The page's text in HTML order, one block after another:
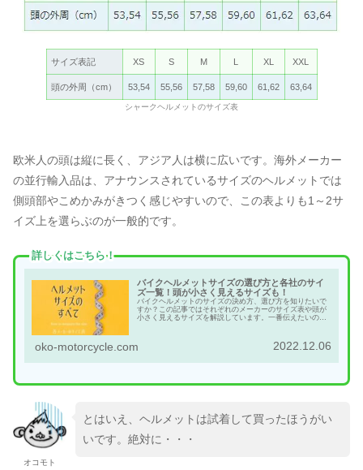
サイズ表記 XS S M L XL XXL
頭の外周（cm） 53,54 55,56 57,58 59,60 61,62 63,64
シャークヘルメットのサイズ表
欧米人の頭は縦に長く、アジア人は横に広いです。海外メーカー
の並行輸入品は、アナウンスされているサイズのヘルメットでは
側頭部やこめかみがきつく感じやすいので、この表よりも1～2サ
イズ上を選らぶのが一般的です。
詳しくはこちら！
バイクヘルメットサイズの選び方と各社のサイ
ズ一覧！頭が小さく見えるサイズも！
バイクヘルメットのサイズの決め方、選び方を知りたいで
すか？この記事ではそれぞれのメーカーのサイズ表や頭が
小さく見えるサイズを解説しています。一番伝えたいのは
oko-motorcycle.com 2022.12.06
オコモト
とはいえ、ヘルメットは試着して買ったほうがい
いです。絶対に・・・